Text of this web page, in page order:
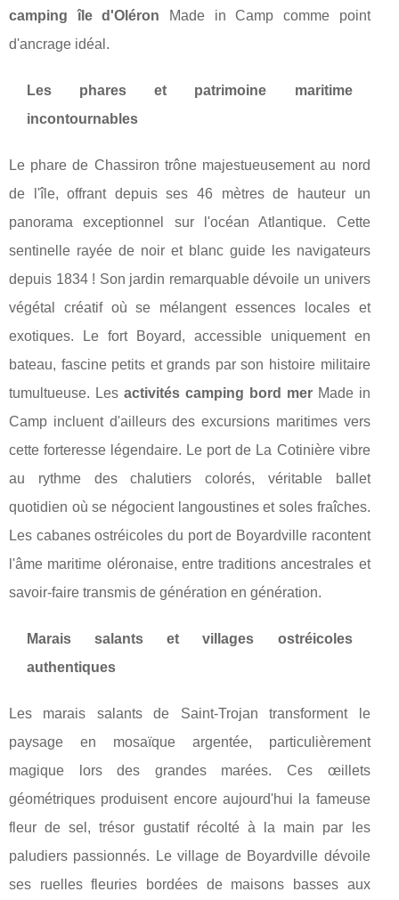
camping île d'Oléron Made in Camp comme point
d'ancrage idéal.
Les phares et patrimoine maritime
incontournables
Le phare de Chassiron trône majestueusement au nord
de l'île, offrant depuis ses 46 mètres de hauteur un
panorama exceptionnel sur l'océan Atlantique. Cette
sentinelle rayée de noir et blanc guide les navigateurs
depuis 1834 ! Son jardin remarquable dévoile un univers
végétal créatif où se mélangent essences locales et
exotiques. Le fort Boyard, accessible uniquement en
bateau, fascine petits et grands par son histoire militaire
tumultueuse. Les activités camping bord merMade in
Camp incluent d'ailleurs des excursions maritimes vers
cette forteresse légendaire. Le port de La Cotinière vibre
au rythme des chalutiers colorés, véritable ballet
quotidien où se négocient langoustines et soles fraîches.
Les cabanes ostréicoles du port de Boyardville racontent
l'âme maritime oléronaise, entre traditions ancestrales et
savoir-faire transmis de génération en génération.
Marais salants et villages ostréicoles
authentiques
Les marais salants de Saint-Trojan transforment le
paysage en mosaïque argentée, particulièrement
magique lors des grandes marées. Ces œillets
géométriques produisent encore aujourd'hui la fameuse
fleur de sel, trésor gustatif récolté à la main par les
paludiers passionnés. Le village de Boyardville dévoile
ses ruelles fleuries bordées de maisons basses aux